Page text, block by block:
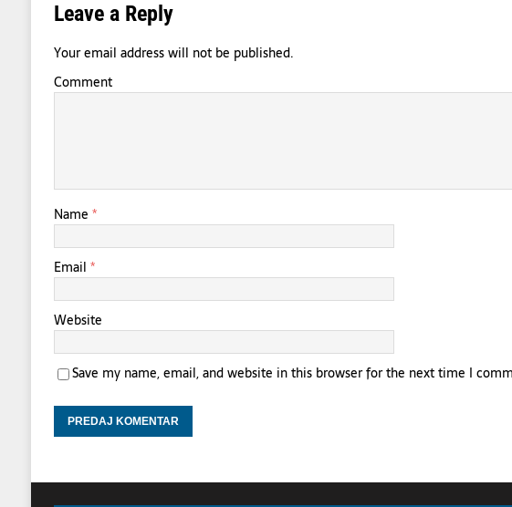
Leave a Reply
Your email address will not be published.
Comment
Name *
Email *
Website
Save my name, email, and website in this browser for the next time I